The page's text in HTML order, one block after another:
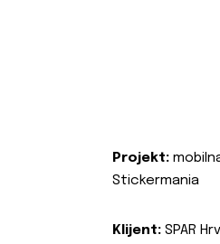
Projekt:
Stickermania
Klijent: SPAR